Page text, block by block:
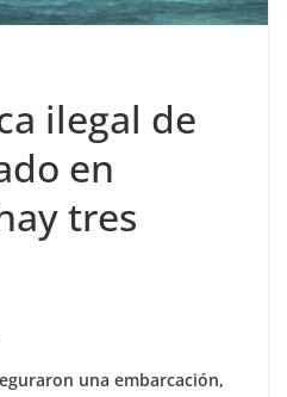
ilegal de
en
tres
una embarcación,